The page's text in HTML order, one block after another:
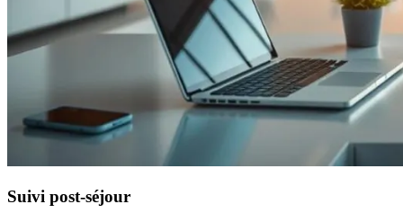
Suivi post-séjour